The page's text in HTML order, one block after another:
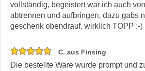
vollständig, begeistert war ich auch
abtrennen und aufbringen, dazu gabs
geschenk obendrauf. wirklich TOPP :-)
C. aus Finsing
Die bestellte Ware wurde prompt und